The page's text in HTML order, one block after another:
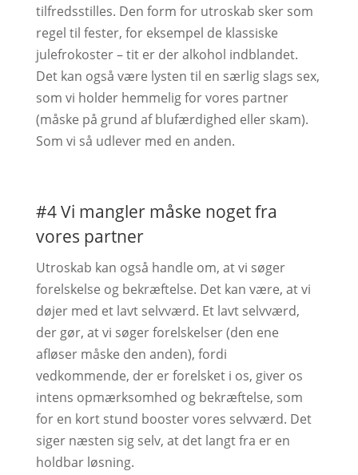
tilfredsstilles. Den form for utroskab sker som
regel til fester, for eksempel de klassiske
julefrokoster – tit er der alkohol indblandet.
Det kan også være lysten til en særlig slags sex,
som vi holder hemmelig for vores partner
(måske på grund af blufærdighed eller skam).
Som vi så udlever med en anden.
#4 Vi mangler måske noget fra
vores partner
Utroskab kan også handle om, at vi søger
forelskelse og bekræftelse. Det kan være, at vi
døjer med et lavt selvværd. Et lavt selvværd,
der gør, at vi søger forelskelser (den ene
afløser måske den anden), fordi
vedkommende, der er forelsket i os, giver os
intens opmærksomhed og bekræftelse, som
for en kort stund booster vores selvværd. Det
siger næsten sig selv, at det langt fra er en
holdbar løsning.